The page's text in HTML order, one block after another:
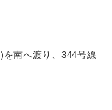
)を南へ渡り、344号線